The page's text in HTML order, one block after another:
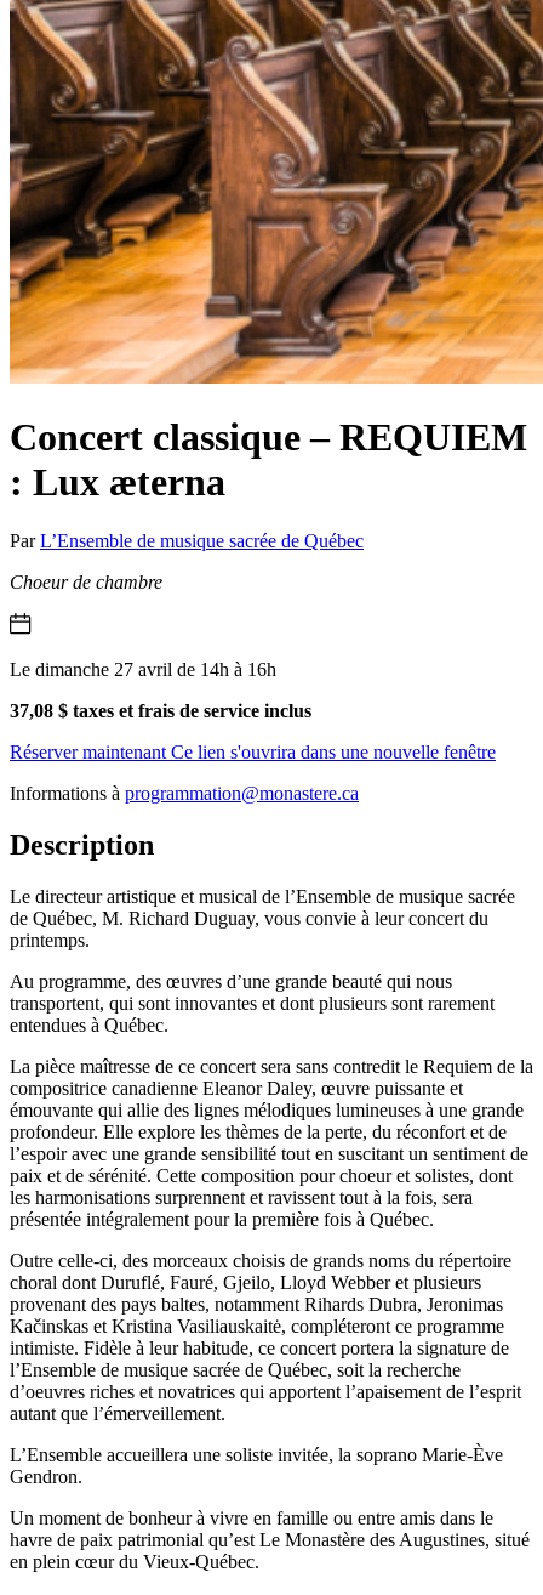
Concert classique – REQUIEM
: Lux æterna
ParL’Ensemble de musique sacrée de Québec
Choeur de chambre
Le dimanche 27 avril de 14h à 16h
37,08 $ taxes et frais de service inclus
Réserver maintenant Ce lien s'ouvrira dans une nouvelle fenêtre
Informations à programmation@monastere.ca
Description
Le directeur artistique et musical de l’Ensemble de musique sacrée
de Québec, M. Richard Duguay, vous convie à leur concert du
printemps.
Au programme, des œuvres d’une grande beauté qui nous
transportent, qui sont innovantes et dont plusieurs sont rarement
entendues à Québec.
La pièce maîtresse de ce concert sera sans contredit le Requiem de la
compositrice canadienne Eleanor Daley, œuvre puissante et
émouvante qui allie des lignes mélodiques lumineuses à une grande
profondeur. Elle explore les thèmes de la perte, du réconfort et de
l’espoir avec une grande sensibilité tout en suscitant un sentiment de
paix et de sérénité. Cette composition pour choeur et solistes, dont
les harmonisations surprennent et ravissent tout à la fois, sera
présentée intégralement pour la première fois à Québec.
Outre celle-ci, des morceaux choisis de grands noms du répertoire
choral dont Duruflé, Fauré, Gjeilo, Lloyd Webber et plusieurs
provenant des pays baltes, notamment Rihards Dubra, Jeronimas
Kačinskas et Kristina Vasiliauskaitė, compléteront ce programme
intimiste. Fidèle à leur habitude, ce concert portera la signature de
l’Ensemble de musique sacrée de Québec, soit la recherche
d’oeuvres riches et novatrices qui apportent l’apaisement de l’esprit
autant que l’émerveillement.
L’Ensemble accueillera une soliste invitée, la soprano Marie-Ève
Gendron.
Un moment de bonheur à vivre en famille ou entre amis dans le
havre de paix patrimonial qu’est Le Monastère des Augustines, situé
en plein cœur du Vieux-Québec.